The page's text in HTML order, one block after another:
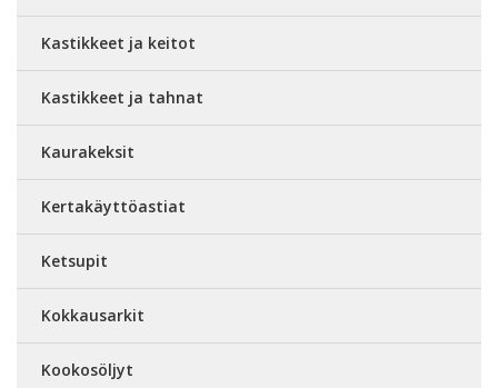
Kastikkeet ja keitot
Kastikkeet ja tahnat
Kaurakeksit
Kertakäyttöastiat
Ketsupit
Kokkausarkit
Kookosöljyt